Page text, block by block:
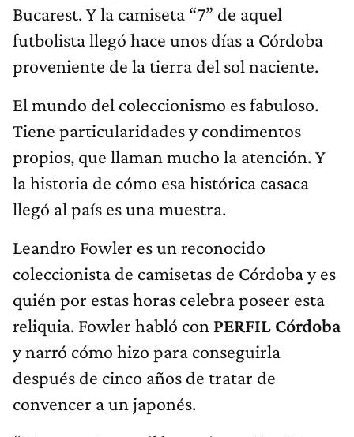
Bucarest. Y la camiseta “7” de aquel
futbolista llegó hace unos días a Córdoba
proveniente de la tierra del sol naciente.
El mundo del coleccionismo es fabuloso.
Tiene particularidades y condimentos
propios, que llaman mucho la atención. Y
la historia de cómo esa histórica casaca
llegó al país es una muestra.
Leandro Fowler es un reconocido
coleccionista de camisetas de Córdoba y es
quién por estas horas celebra poseer esta
reliquia. Fowler habló con PERFIL Córdoba
y narró cómo hizo para conseguirla
después de cinco años de tratar de
convencer a un japonés.